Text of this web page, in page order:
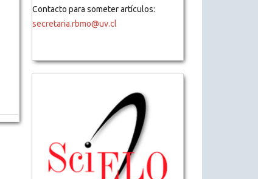
Contacto para someter artículos:
secretaria.rbmo@uv.cl